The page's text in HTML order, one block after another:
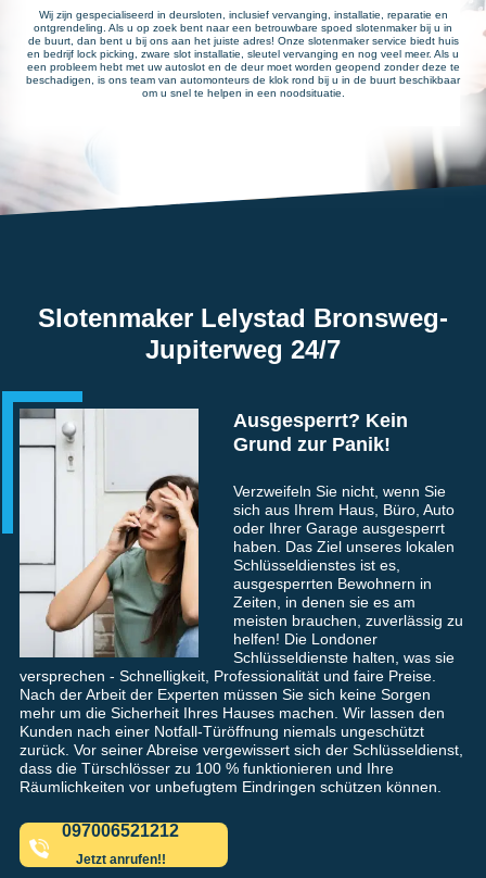
Wij zijn gespecialiseerd in deursloten, inclusief vervanging, installatie, reparatie en
ontgrendeling. Als u op zoek bent naar een betrouwbare spoed slotenmaker bij u in
de buurt, dan bent u bij ons aan het juiste adres! Onze slotenmaker service biedt huis
en bedrijf lock picking, zware slot installatie, sleutel vervanging en nog veel meer. Als u
een probleem hebt met uw autoslot en de deur moet worden geopend zonder deze te
beschadigen, is ons team van automonteurs de klok rond bij u in de buurt beschikbaar
om u snel te helpen in een noodsituatie.
Slotenmaker Lelystad Bronsweg-
Jupiterweg 24/7
Ausgesperrt? Kein
Grund zur Panik!
Verzweifeln Sie nicht, wenn Sie
sich aus Ihrem Haus, Büro, Auto
oder Ihrer Garage ausgesperrt
haben. Das Ziel unseres lokalen
Schlüsseldienstes ist es,
ausgesperrten Bewohnern in
Zeiten, in denen sie es am
meisten brauchen, zuverlässig zu
helfen! Die Londoner
Schlüsseldienste halten, was sie
versprechen - Schnelligkeit, Professionalität und faire Preise.
Nach der Arbeit der Experten müssen Sie sich keine Sorgen
mehr um die Sicherheit Ihres Hauses machen. Wir lassen den
Kunden nach einer Notfall-Türöffnung niemals ungeschützt
zurück. Vor seiner Abreise vergewissert sich der Schlüsseldienst,
dass die Türschlösser zu 100 % funktionieren und Ihre
Räumlichkeiten vor unbefugtem Eindringen schützen können.
097006521212
Jetzt anrufen!!